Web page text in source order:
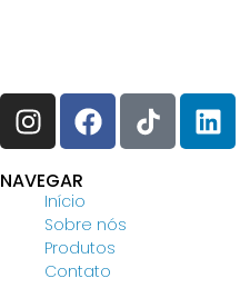
NAVEGAR
Início
Sobre nós
Produtos
Contato